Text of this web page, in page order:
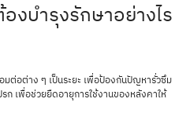
งบำรุงรักษาอย่างไร
มต่อต่าง ๆ เป็นระยะ เพื่อป้องกันปัญหารั่วซึม
ก เพื่อช่วยยืดอายุการใช้งานของหลังคาให้